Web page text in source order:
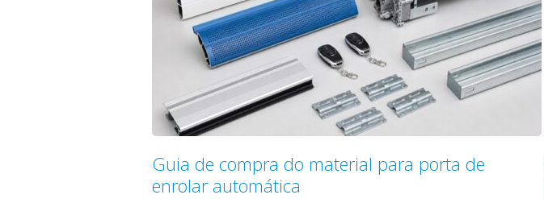
Guia de compra do material para porta de
enrolar automática